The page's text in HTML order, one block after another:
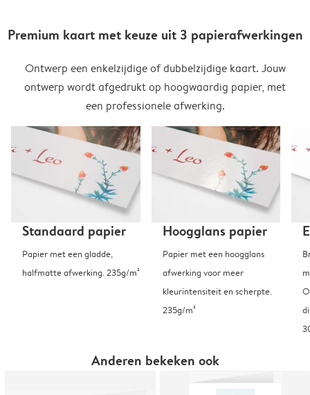
Premium kaart met keuze uit 3 papierafwerkingen
Ontwerp een enkelzijdige of dubbelzijdige kaart. Jouw
ontwerp wordt afgedrukt op hoogwaardig papier, met
een professionele afwerking.
Standaard papier
Papier met een gladde,
halfmatte afwerking. 235g/m²
Hoogglans papier
Papier met een hoogglans
afwerking voor meer
kleurintensiteit en scherpte.
235g/m²
Anderen bekeken ook